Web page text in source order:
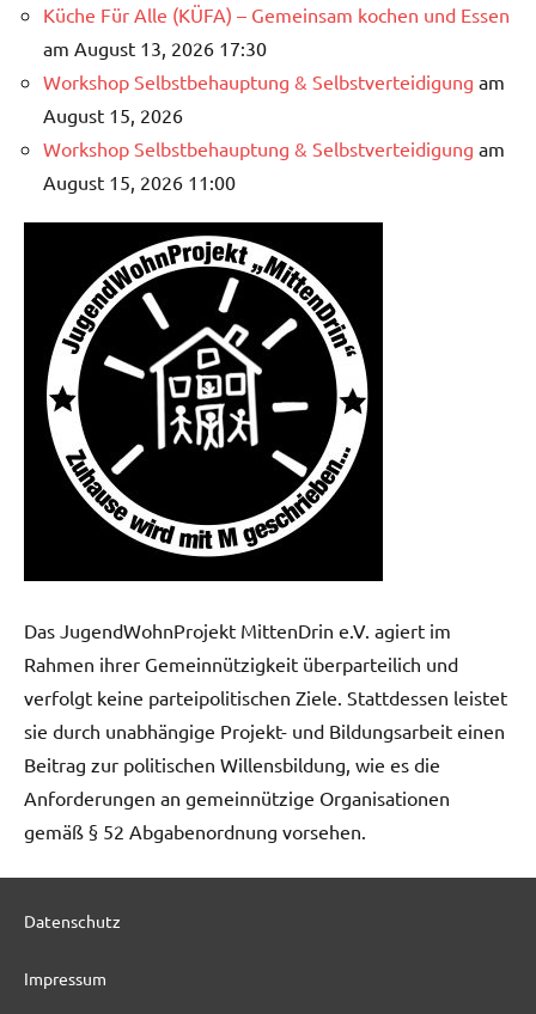
Küche Für Alle (KÜFA) – Gemeinsam kochen und Essen
am August 13, 2026 17:30
Workshop Selbstbehauptung & Selbstverteidigung am
August 15, 2026
Workshop Selbstbehauptung & Selbstverteidigung am
August 15, 2026 11:00
Das JugendWohnProjekt MittenDrin e.V. agiert im
Rahmen ihrer Gemeinnützigkeit überparteilich und
verfolgt keine parteipolitischen Ziele. Stattdessen leistet
sie durch unabhängige Projekt- und Bildungsarbeit einen
Beitrag zur politischen Willensbildung, wie es die
Anforderungen an gemeinnützige Organisationen
gemäß § 52 Abgabenordnung vorsehen.
Datenschutz
Impressum